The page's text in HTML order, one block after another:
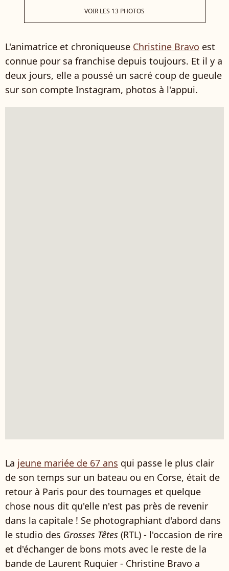
VOIR LES 13 PHOTOS
L'animatrice et chroniqueuse Christine Bravo est
connue pour sa franchise depuis toujours. Et il y a
deux jours, elle a poussé un sacré coup de gueule
sur son compte Instagram, photos à l'appui.
La jeune mariée de 67 ans qui passe le plus clair
de son temps sur un bateau ou en Corse, était de
retour à Paris pour des tournages et quelque
chose nous dit qu'elle n'est pas près de revenir
dans la capitale ! Se photographiant d'abord dans
le studio des Grosses Têtes (RTL) - l'occasion de rire
et d'échanger de bons mots avec le reste de la
bande de Laurent Ruquier - Christine Bravo a